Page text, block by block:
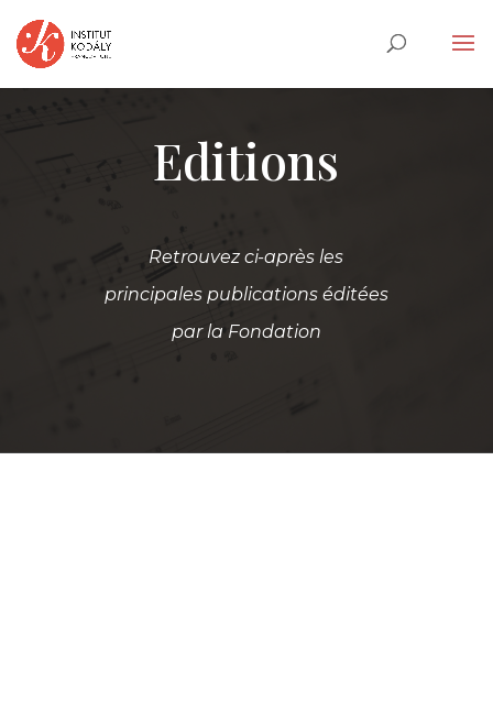
Editions
Retrouvez ci-après les
principales publications éditées
par la Fondation